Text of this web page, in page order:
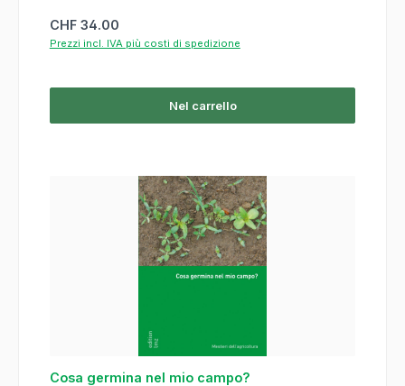
Prezzo normale:
CHF 34.00
Prezzi incl. IVA più costi di spedizione
Nel carrello
Cosa germina nel mio campo?